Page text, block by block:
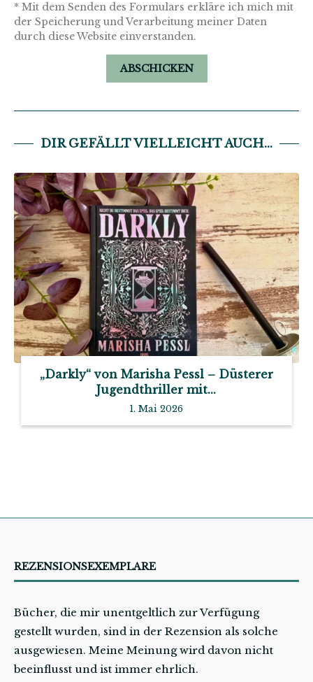
* Mit dem Senden des Formulars erkläre ich mich mit
der Speicherung und Verarbeitung meiner Daten
durch diese Website einverstanden.
DIR GEFÄLLT VIELLEICHT AUCH...
„Darkly“ von Marisha Pessl – Düsterer
Jugendthriller mit...
1. Mai 2026
REZENSIONSEXEMPLARE
Bücher, die mir unentgeltlich zur Verfügung
gestellt wurden, sind in der Rezension als solche
ausgewiesen. Meine Meinung wird davon nicht
beeinflusst und ist immer ehrlich.